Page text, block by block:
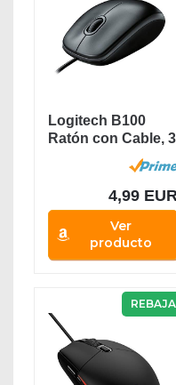
Logitech B100
Ratón con Cable, 3
4,99
Ver
producto